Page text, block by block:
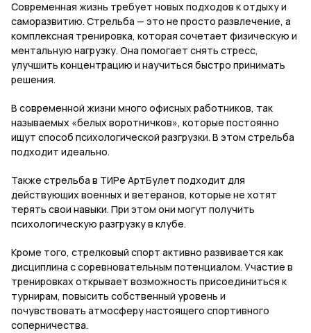
Современная жизнь требует новых подходов к отдыху и
саморазвитию. Стрельба — это не просто развлечение, а
комплексная тренировка, которая сочетает физическую и
ментальную нагрузку. Она помогает снять стресс,
улучшить концентрацию и научиться быстро принимать
решения.
В современной жизни много офисных работников, так
называемых «белых воротничков», которые постоянно
ищут способ психологической разгрузки. В этом стрельба
подходит идеально.
Также стрельба в ТИРе АртБулет подходит для
действующих военных и ветеранов, которые не хотят
терять свои навыки. При этом они могут получить
психологическую разгрузку в клубе.
Кроме того, стрелковый спорт активно развивается как
дисциплина с соревновательным потенциалом. Участие в
тренировках открывает возможность присоединиться к
турнирам, повысить собственный уровень и
почувствовать атмосферу настоящего спортивного
соперничества.